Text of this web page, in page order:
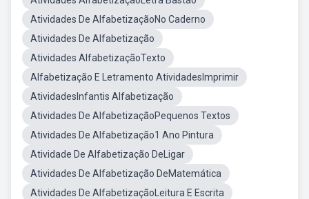
Atividades De AlfabetizaçãoNo Caderno
Atividades De Alfabetização
Atividades AlfabetizaçãoTexto
Alfabetização E Letramento AtividadesImprimir
AtividadesInfantis Alfabetização
Atividades De AlfabetizaçãoPequenos Textos
Atividades De Alfabetização1 Ano Pintura
Atividade De Alfabetização DeLigar
Atividades De Alfabetização DeMatemática
Atividades De AlfabetizaçãoLeitura E Escrita